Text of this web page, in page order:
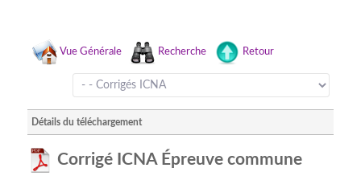
Vue Générale Recherche Retour
Détails du téléchargement
Corrigé ICNA Épreuve commune